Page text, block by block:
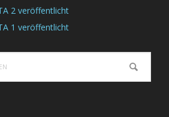
2 veröffentlicht
1 veröffentlicht